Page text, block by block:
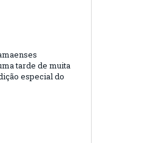
tarde de muita
especial do